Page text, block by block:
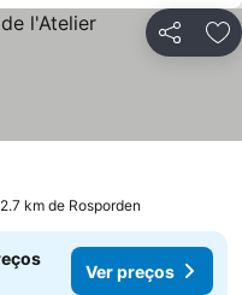
Partilhar
km de Rosporden
Ver preços